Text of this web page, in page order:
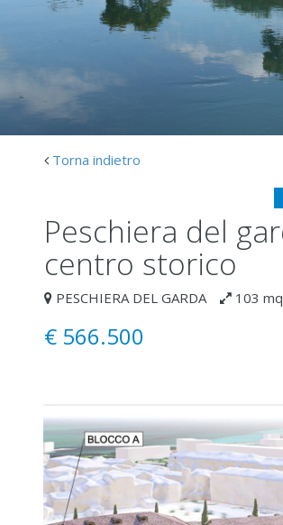
Torna indietro
peschiera del garda
centro storico
PESCHIERA DEL GARDA 103 mq
€ 566.500